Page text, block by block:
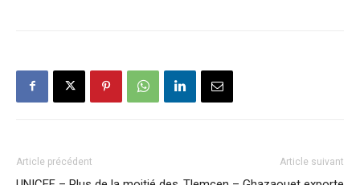
Article précédent Article suivant